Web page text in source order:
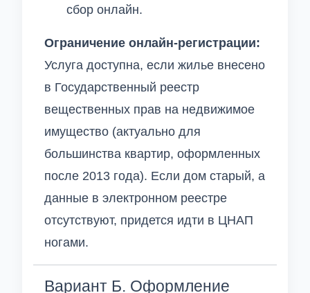
сбор онлайн.
Ограничение онлайн-регистрации:
Услуга доступна, если жилье внесено
в Государственный реестр
вещественных прав на недвижимое
имущество (актуально для
большинства квартир, оформленных
после 2013 года). Если дом старый, а
данные в электронном реестре
отсутствуют, придется идти в ЦНАП
ногами.
Вариант Б. Оформление